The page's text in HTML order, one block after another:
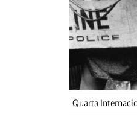
Quarta